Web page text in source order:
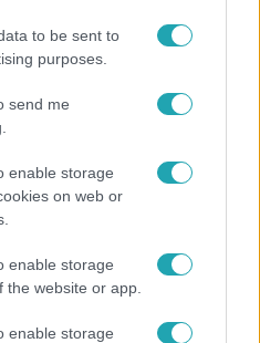
to be sent to
purposes.
send me
enable storage
on web or
enable storage
the website or app.
enable storage
Központ, de